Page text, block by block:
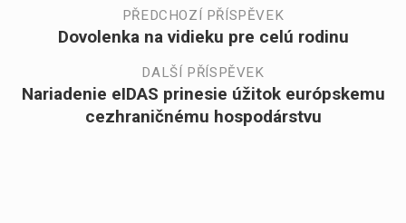
Navigace
příspěvek
PŘEDCHOZÍ PŘÍSPĚVEK
PředchozíDovolenka na vidieku pre celú rodinu
DALŠÍ PŘÍSPĚVEK
Další
Nariadenie eIDAS prinesie úžitok európskemu
cezhraničnému hospodárstvu